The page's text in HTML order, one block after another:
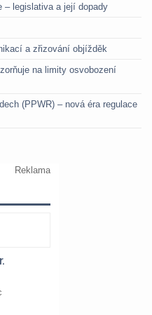
– legislativa a její dopady
a zřizování objížděk
na limity osvobození
(PPWR) – nová éra regulace